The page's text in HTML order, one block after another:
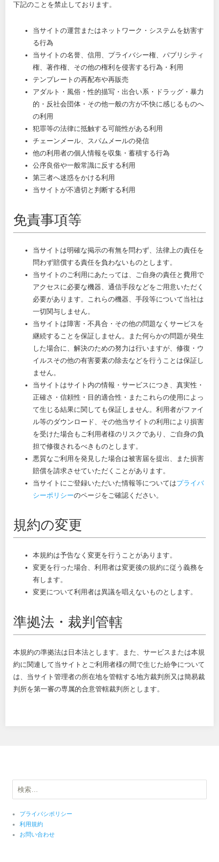
下記のことを禁止しております。
当サイトの運営またはネットワーク・システムを妨害す
る行為
当サイトの名誉、信用、プライバシー権、パブリシティ
権、著作権、その他の権利を侵害する行為・利用
テンプレートの再配布や再販売
アダルト・風俗・性的描写・出合い系・ドラッグ・暴力
的・反社会団体・その他一般の方が不快に感じるものへ
の利用
犯罪等の法律に抵触する可能性がある利用
チェーンメール、スパムメールの発信
他の利用者の個人情報を収集・蓄積する行為
公序良俗や一般常識に反する利用
第三者へ迷惑をかける利用
当サイトが不適切と判断する利用
免責事項等
当サイトは明確な掲示の有無を問わず、法律上の責任を
問わず賠償する責任を負わないものとします。
当サイトのご利用にあたっては、ご自身の責任と費用で
アクセスに必要な機器、通信手段などをご用意いただく
必要があります。これらの機器、手段等について当社は
一切関与しません。
当サイトは障害・不具合・その他の問題なくサービスを
継続することを保証しません。また何らかの問題が発生
した場合に、解決のための努力は行いますが、修復・ウ
イルスその他の有害要素の除去などを行うことは保証し
ません。
当サイトはサイト内の情報・サービスにつき、真実性・
正確さ・信頼性・目的適合性・またこれらの使用によっ
て生じる結果に関しても保証しません。利用者がファイ
ル等のダウンロード、その他当サイトの利用により損害
を受けた場合もご利用者様のリスクであり、ご自身の負
担で修復されるべきものとします。
悪質なご利用を発見した場合は被害届を提出、また損害
賠償を請求させていただくことがあります。
当サイトにご登録いただいた情報等についてはプライバ
シーポリシーのページをご確認ください。
規約の変更
本規約は予告なく変更を行うことがあります。
変更を行った場合、利用者は変更後の規約に従う義務を
有します。
変更について利用者は異議を唱えないものとします。
準拠法・裁判管轄
本規約の準拠法は日本法とします。また、サービスまたは本規
約に関連して当サイトとご利用者様の間で生じた紛争について
は、当サイト管理者の所在地を管轄する地方裁判所又は簡易裁
判所を第一審の専属的合意管轄裁判所とします。
索:
プライバシポリシー
利用規約
お問い合わせ